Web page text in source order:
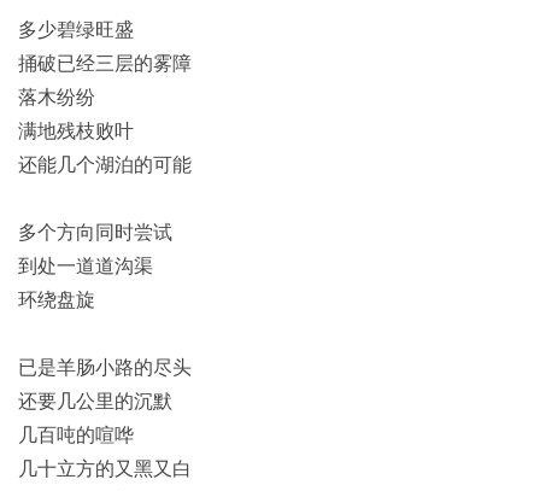
多少碧绿旺盛
捅破已经三层的雾障
落木纷纷
满地残枝败叶
还能几个湖泊的可能
多个方向同时尝试
到处一道道沟渠
环绕盘旋
已是羊肠小路的尽头
还要几公里的沉默
几百吨的喧哗
几十立方的又黑又白